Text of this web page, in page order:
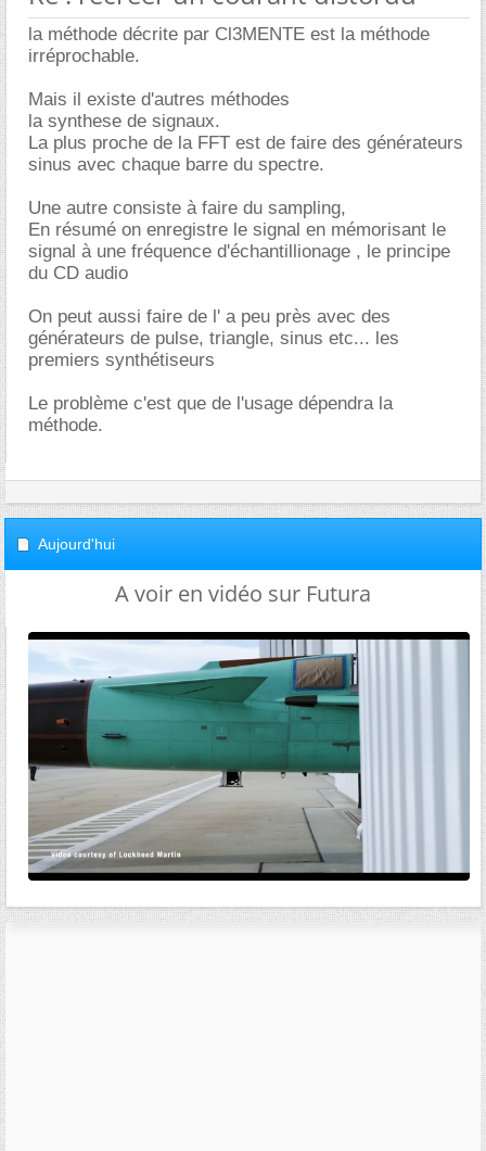
la méthode décrite par Cl3MENTE est la méthode
irréprochable.
Mais il existe d'autres méthodes
la synthese de signaux.
La plus proche de la FFT est de faire des générateurs
sinus avec chaque barre du spectre.
Une autre consiste à faire du sampling,
En résumé on enregistre le signal en mémorisant le
signal à une fréquence d'échantillionage , le principe
du CD audio
On peut aussi faire de l' a peu près avec des
générateurs de pulse, triangle, sinus etc... les
premiers synthétiseurs
Le problème c'est que de l'usage dépendra la
méthode.
Aujourd'hui
A voir en vidéo sur Futura